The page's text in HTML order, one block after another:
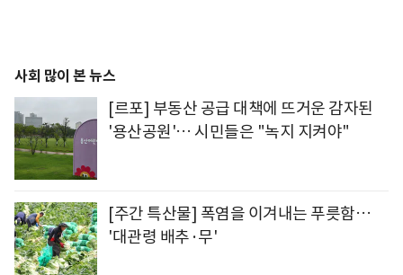
사회 많이 본 뉴스
[르포] 부동산 공급 대책에 뜨거운 감자된
'용산공원'… 시민들은 "녹지 지켜야"
[주간 특산물] 폭염을 이겨내는 푸릇함…
'대관령 배추·무'